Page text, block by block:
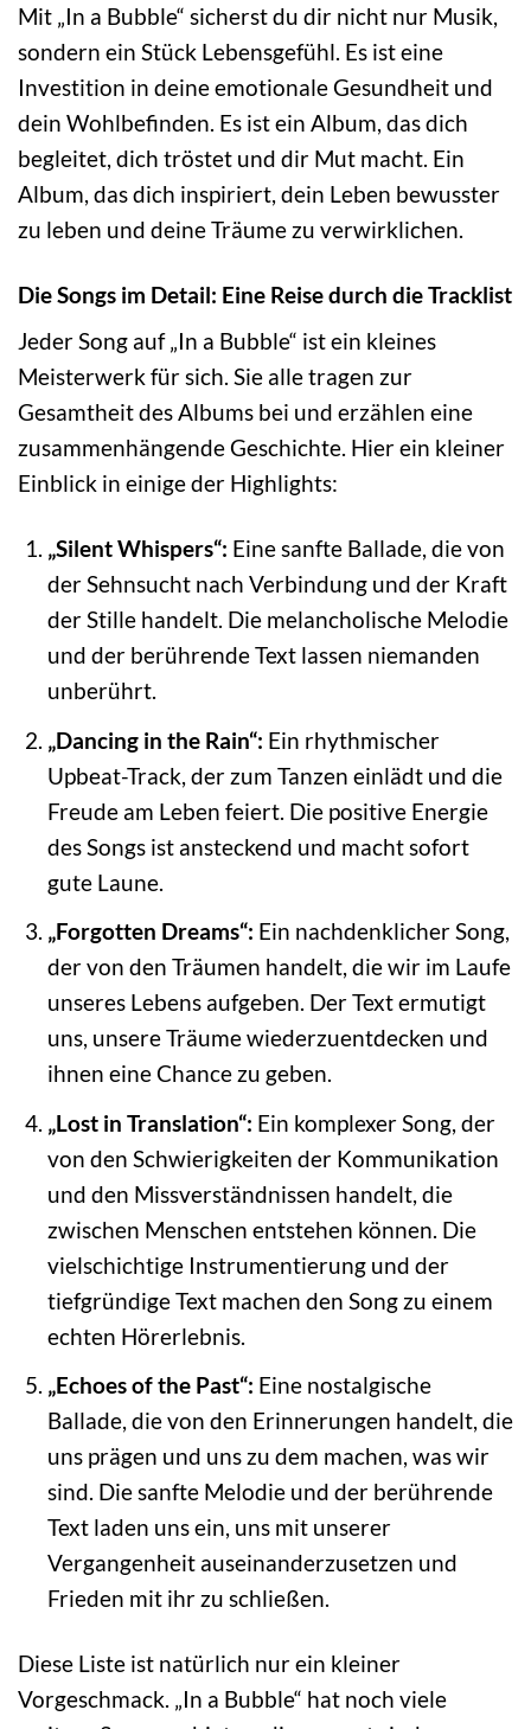
Mit „In a Bubble“ sicherst du dir nicht nur Musik,
sondern ein Stück Lebensgefühl. Es ist eine
Investition in deine emotionale Gesundheit und
dein Wohlbefinden. Es ist ein Album, das dich
begleitet, dich tröstet und dir Mut macht. Ein
Album, das dich inspiriert, dein Leben bewusster
zu leben und deine Träume zu verwirklichen.
Die Songs im Detail: Eine Reise durch die Tracklist
Jeder Song auf „In a Bubble“ ist ein kleines
Meisterwerk für sich. Sie alle tragen zur
Gesamtheit des Albums bei und erzählen eine
zusammenhängende Geschichte. Hier ein kleiner
Einblick in einige der Highlights:
„Silent Whispers“: Eine sanfte Ballade, die von
der Sehnsucht nach Verbindung und der Kraft
der Stille handelt. Die melancholische Melodie
und der berührende Text lassen niemanden
unberührt.
„Dancing in the Rain“: Ein rhythmischer
Upbeat-Track, der zum Tanzen einlädt und die
Freude am Leben feiert. Die positive Energie
des Songs ist ansteckend und macht sofort
gute Laune.
„Forgotten Dreams“: Ein nachdenklicher Song,
der von den Träumen handelt, die wir im Laufe
unseres Lebens aufgeben. Der Text ermutigt
uns, unsere Träume wiederzuentdecken und
ihnen eine Chance zu geben.
„Lost in Translation“: Ein komplexer Song, der
von den Schwierigkeiten der Kommunikation
und den Missverständnissen handelt, die
zwischen Menschen entstehen können. Die
vielschichtige Instrumentierung und der
tiefgründige Text machen den Song zu einem
echten Hörerlebnis.
„Echoes of the Past“: Eine nostalgische
Ballade, die von den Erinnerungen handelt, die
uns prägen und uns zu dem machen, was wir
sind. Die sanfte Melodie und der berührende
Text laden uns ein, uns mit unserer
Vergangenheit auseinanderzusetzen und
Frieden mit ihr zu schließen.
Diese Liste ist natürlich nur ein kleiner
Vorgeschmack. „In a Bubble“ hat noch viele